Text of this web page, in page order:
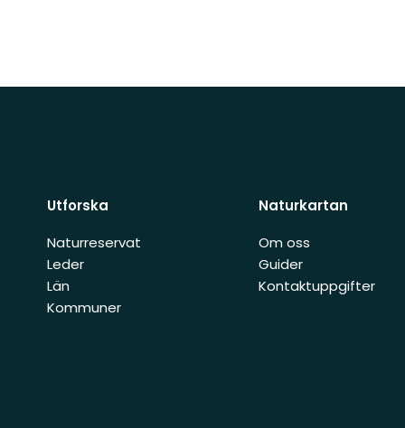
Utforska
Naturreservat
Leder
Län
Kommuner
Naturkartan
Om oss
Guider
Kontaktuppgifter